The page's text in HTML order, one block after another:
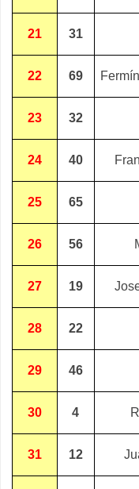
21 31
22 69
23 32
24 40
25 65
26 56
27 19
28 22
29 46
30 4
31 12